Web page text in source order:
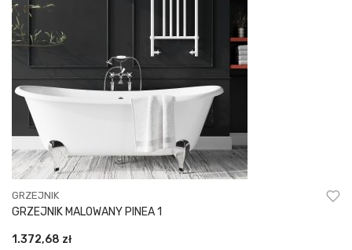
GRZEJNIK
GRZEJNIK MALOWANY PINEA 1
1.372,68 zł